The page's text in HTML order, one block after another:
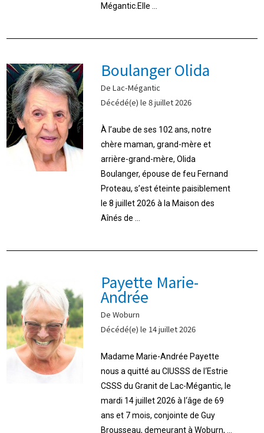
Mégantic.Elle ...
Boulanger Olida
De Lac-Mégantic
Décédé(e) le 8 juillet 2026
À l’aube de ses 102 ans, notre
chère maman, grand-mère et
arrière-grand-mère, Olida
Boulanger, épouse de feu Fernand
Proteau, s’est éteinte paisiblement
le 8 juillet 2026 à la Maison des
Aînés de ...
Payette Marie-
Andrée
De Woburn
Décédé(e) le 14 juillet 2026
Madame Marie-Andrée Payette
nous a quitté au CIUSSS de l‘Estrie
CSSS du Granit de Lac-Mégantic, le
mardi 14 juillet 2026 à l‘âge de 69
ans et 7 mois, conjointe de Guy
Brousseau, demeurant à Woburn, ...